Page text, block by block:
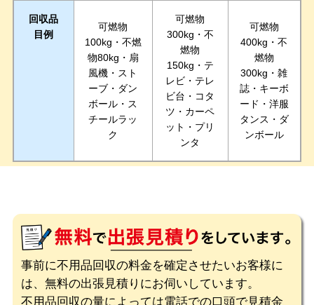
回収品
目例
可燃物
100kg・不燃
物80kg・扇
風機・スト
ーブ・ダン
ボール・ス
チールラッ
ク
可燃物
300kg・不
燃物
150kg・テ
レビ・テレ
ビ台・コタ
ツ・カーペ
ット・プリ
ンタ
可燃物
400kg・不
燃物
300kg・雑
誌・キーボ
ード・洋服
タンス・ダ
ンボール
事前に不用品回収の料金を確定させたいお客様に
は、無料の出張見積りにお伺いしています。
不用品回収の量によっては電話での口頭で見積金